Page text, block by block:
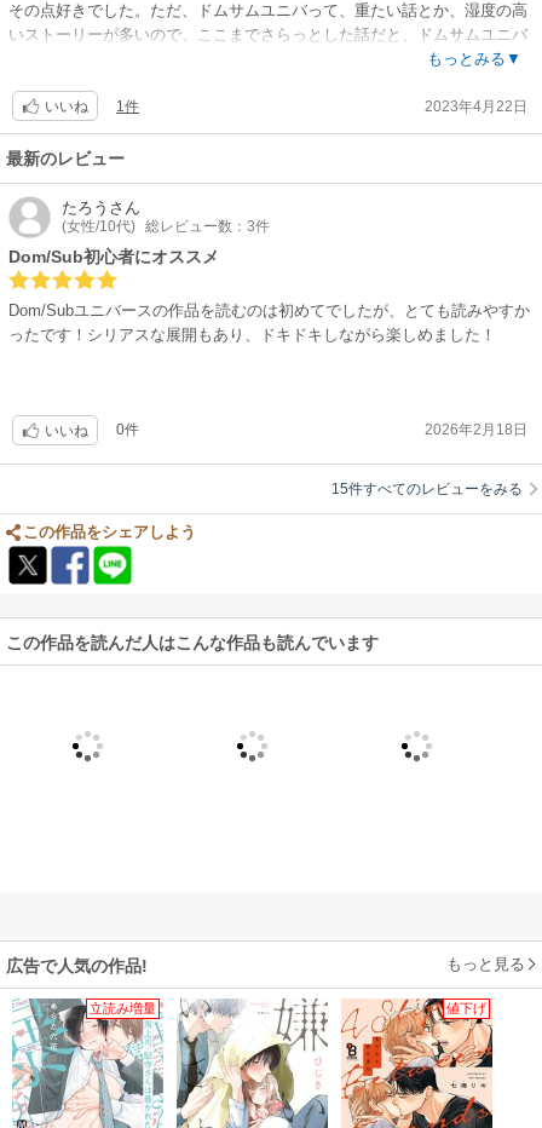
その点好きでした。ただ、ドムサムユニバって、重たい話とか、湿度の高
いストーリーが多いので、ここまでさらっとした話だと、ドムサムユニバ
もっとみる▼
いいね 1件 2023年4月22日
最新のレビュー
たろう さん
(女性/10代) 総レビュー数：3件
Dom/Sub初心者にオススメ
Dom/Subユニバースの作品を読むのは初めてでしたが、とても読みやすか
ったです！シリアスな展開もあり、ドキドキしながら楽しめました！
いいね 0件 2026年2月18日
15件すべてのレビューをみる
この作品をシェアしよう
この作品を読んだ人はこんな作品も読んでいます
広告で人気の作品! もっと見る
立読み増量 値下げ